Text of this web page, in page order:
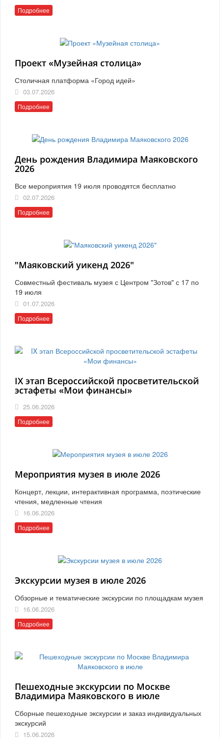
Подробнее
Проект «Музейная столица»
Столичная платформа «Город идей»
03.07.2026
Подробнее
День рождения Владимира Маяковского
2026
Все мероприятия 19 июля проводятся бесплатно
02.07.2026
Подробнее
"Маяковский уикенд 2026"
Совместный фестиваль музея с Центром "Зотов" с 17 по
19 июля
01.07.2026
Подробнее
IX этап Всероссийской просветительской
эстафеты «Мои финансы»
25.06.2026
Подробнее
Мероприятия музея в июле 2026
Концерт, лекции, интерактивная программа, поэтические
чтения, медленные чтения
16.06.2026
Подробнее
Экскурсии музея в июле 2026
Обзорные и тематические экскурсии по площадкам музея
16.06.2026
Подробнее
Пешеходные экскурсии по Москве
Владимира Маяковского в июле
Сборные пешеходные экскурсии и заказ индивидуальных
экскурсий
15.06.2026